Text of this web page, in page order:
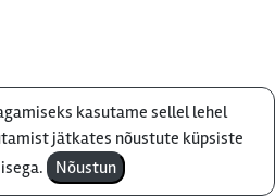
kasutame sellel lehel
jätkates nõustute küpsiste
Nõustun